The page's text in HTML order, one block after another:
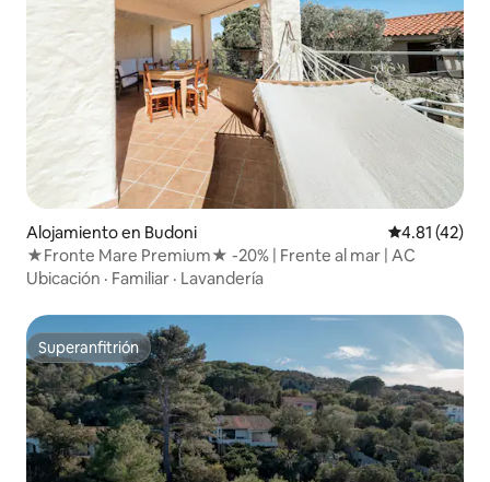
Alojamiento en Budoni Calificación
4.81 (42)
★Fronte Mare Premium★ -20% | Frente al mar | AC
Ubicación · Familiar · Lavandería
Superanfitrión
Superanfitrión